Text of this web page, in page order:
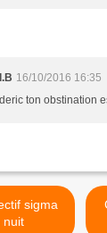
16/10/2016 16:35
ton obstination
nuit